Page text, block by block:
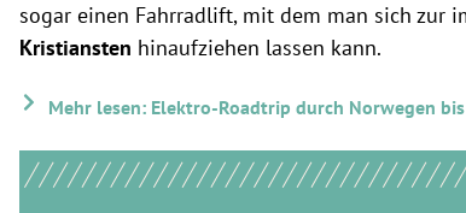
sogar einen Fahrradlift, mit dem man sich zur
Kristiansten hinaufziehen lassen kann.
Mehr lesen: Elektro-Roadtrip durch Norwegen